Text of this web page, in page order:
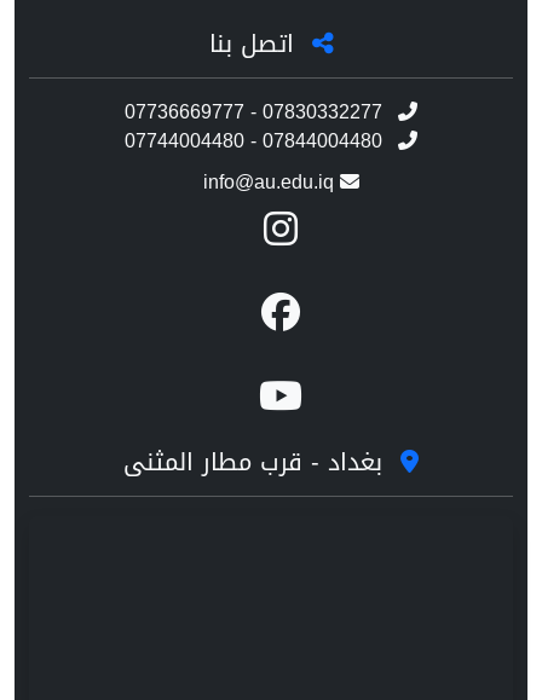
اتصل بنا
07736669777 - 07830332277
07744004480 - 07844004480
info@au.edu.iq
بغداد - قرب مطار المثنى